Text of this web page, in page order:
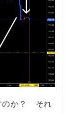
のか？ それ